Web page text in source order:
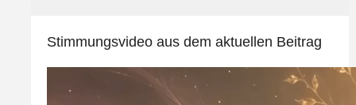
Stimmungsvideo aus dem aktuellen Beitrag